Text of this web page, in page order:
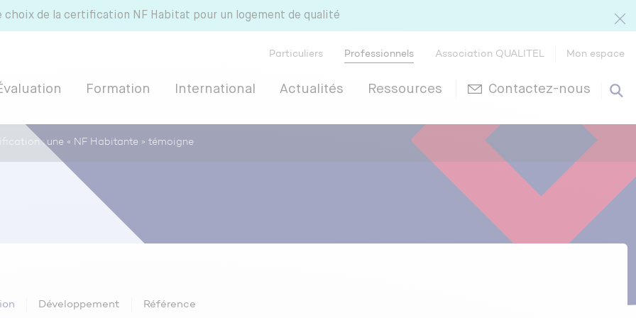
choix de la certification NF Habitat pour un logement de qualité
Particuliers Professionnels Association QUALITEL Mon espace
Formation International Actualités Ressources Contactez-nous
: une « NF Habitante » témoigne
Développement Référence